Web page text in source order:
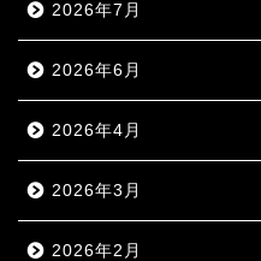
2026年7月
2026年6月
2026年4月
2026年3月
2026年2月